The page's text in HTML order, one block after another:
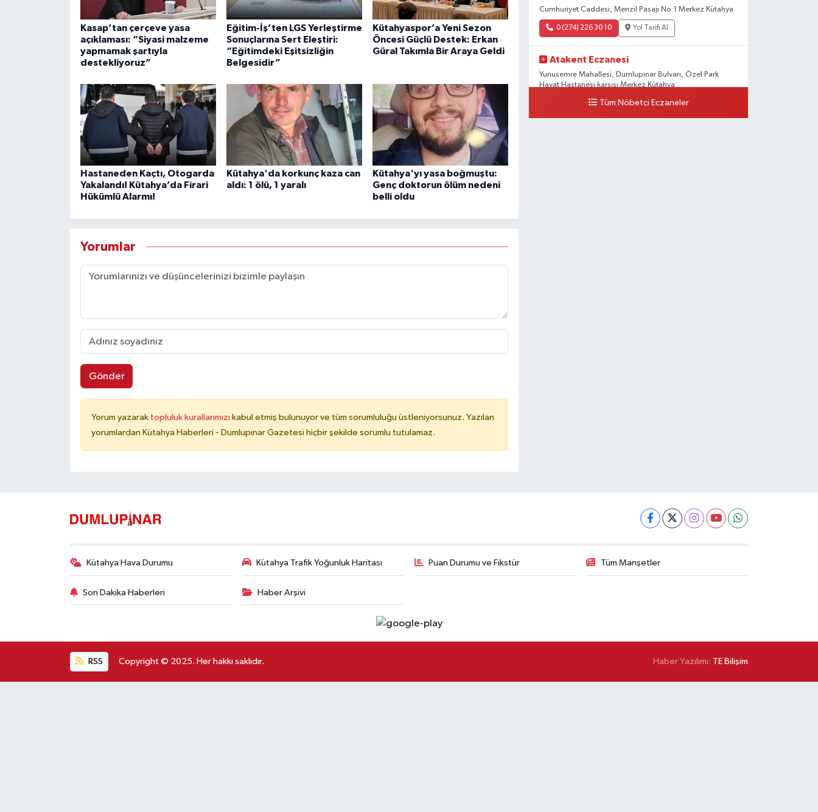
Kasap’tan çerçeve yasa
açıklaması: “Siyasi malzeme
yapmamak şartıyla
destekliyoruz”
Eğitim-İş’ten LGS Yerleştirme
Sonuçlarına Sert Eleştiri:
“Eğitimdeki Eşitsizliğin
Belgesidir”
Kütahyaspor’a Yeni Sezon
Öncesi Güçlü Destek: Erkan
Güral Takımla Bir Araya Geldi
Hastaneden Kaçtı, Otogarda
Yakalandı! Kütahya’da Firari
Hükümlü Alarmı!
Kütahya'da korkunç kaza can
aldı: 1 ölü, 1 yaralı
Kütahya'yı yasa boğmuştu:
Genç doktorun ölüm nedeni
belli oldu
Yorumlar
Gönder
Yorum yazarak topluluk kurallarımızı kabul etmiş bulunuyor ve tüm sorumluluğu üstleniyorsunuz. Yazılan
yorumlardan Kütahya Haberleri - Dumlupınar Gazetesi hiçbir şekilde sorumlu tutulamaz.
Cumhuriyet Caddesi, Menzil Pasajı No:1 Merkez Kütahya
0 (274) 226 30 10 Yol Tarifi Al
Atakent Eczanesi
Yunusemre Mahallesi, Dumlupınar Bulvarı, Özel Park
Hayat Hastanesi karşısı Merkez Kütahya
0 (274) 271 51 55 Yol Tarifi Al
Tüm Nöbetçi Eczaneler
Kütahya Hava Durumu Kütahya Trafik Yoğunluk Haritası Puan Durumu ve Fikstür Tüm Manşetler
Son Dakika Haberleri Haber Arşivi
RSS Copyright © 2025. Her hakkı saklıdır. Haber Yazılımı: TE Bilişim